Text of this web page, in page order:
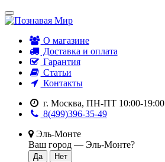
О магазине
Доставка и оплата
Гарантия
Статьи
Контакты
г. Москва, ПН-ПТ 10:00-19:00
8(499)396-35-49
Эль-Монте
Ваш город — Эль-Монте?